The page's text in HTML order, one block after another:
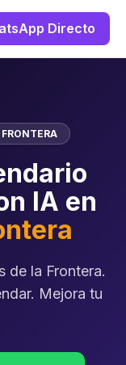
Directo
IA en
de la Frontera.
Mejora tu